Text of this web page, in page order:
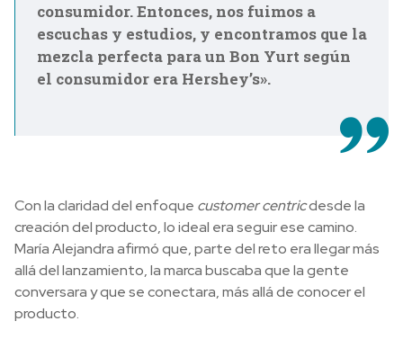
consumidor. Entonces, nos fuimos a
escuchas y estudios, y encontramos que la
mezcla perfecta para un Bon Yurt según
el consumidor era Hershey’s».
Con la claridad del enfoque customer centricdesde la
creación del producto, lo ideal era seguir ese camino.
María Alejandra afirmó que, parte del reto era llegar más
allá del lanzamiento, la marca buscaba quela gente
conversara y que se conectara, más allá de conocer el
producto.